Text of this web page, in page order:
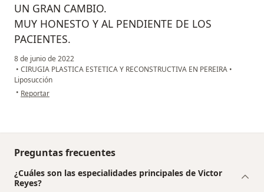
UN GRAN CAMBIO.
MUY HONESTO Y AL PENDIENTE DE LOS
PACIENTES.
8 de junio de 2022
• CIRUGIA PLASTICA ESTETICA Y RECONSTRUCTIVA EN PEREIRA •
Liposucción
• en opinión del usuario SANDRA
Reportar
Preguntas frecuentes
¿Cuáles son las especialidades principales de Victor
Reyes?